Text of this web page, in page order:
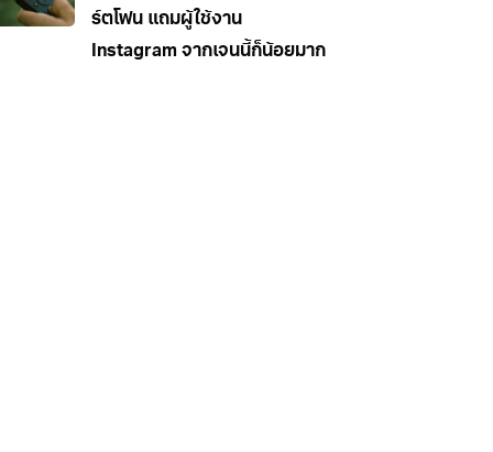
ร์ตโฟน แถมผู้ใช้งาน
Instagram จากเจนนี้ก็น้อยมาก